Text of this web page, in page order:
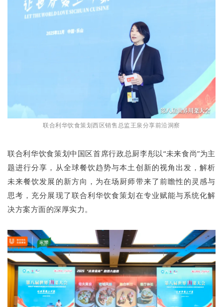
联合利华饮食策划西区销售总监王泉分享前沿洞察
联合利华饮食策划中国区首席行政总厨李彤以“未来食尚”为主
题进行分享，从全球餐饮趋势与本土创新的视角出发，解析
未来餐饮发展的新方向，为在场厨师带来了前瞻性的灵感与
思考，充分展现了联合利华饮食策划在专业赋能与系统化解
决方案方面的深厚实力。